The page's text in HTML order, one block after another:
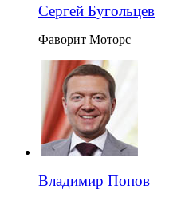
Сергей Бугольцев
Фаворит Моторс
Владимир Попов